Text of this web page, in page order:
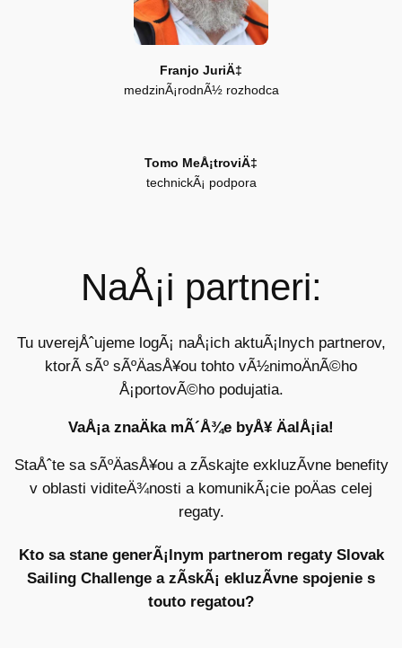
Franjo JuriÄ‡
medzinÃ¡rodnÃ½ rozhodca
Tomo MeÅ¡troviÄ‡
technickÃ¡ podpora
NaÅ¡i partneri:
Tu uverejÅˆujeme logÃ¡ naÅ¡ich aktuÃ¡lnych partnerov,
ktorÃ­ sÃº sÃºÄasÅ¥ou tohto vÃ½nimoÄnÃ©ho
Å¡portovÃ©ho podujatia.
VaÅ¡a znaÄka mÃ´Å¾e byÅ¥ ÄalÅ¡ia!
StaÅˆte sa sÃºÄasÅ¥ou a zÃ­skajte exkluzÃ­vne benefity
v oblasti viditeÄ¾nosti a komunikÃ¡cie poÄas celej
regaty.
Kto sa stane generÃ¡lnym partnerom regaty Slovak
Sailing Challenge a zÃ­skÃ¡ ekluzÃ­vne spojenie s
touto regatou?